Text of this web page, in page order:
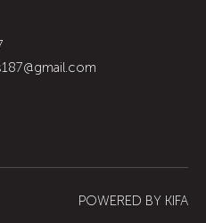
POWERED BY KIFA